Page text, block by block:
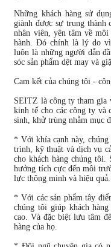
Những khách hàng sử
giành được sự trung thành
nhân viên, yên tâm về
hành. Đó chính là lý do vì
luôn là những người dẫn
sóc sản phẩm dệt may và
Cam kết của chúng tôi -
SEITZ là công ty tham gia
kinh tế cho các công ty và
sinh, khử trùng nhằm mục
* Với khía cạnh này,
trình, kỹ thuật và dịch vụ
cho khách hàng chúng
hưởng tích cực đến môi
lực thông minh và hiệu quả.
* Với các sản phẩm tây
chúng tôi giúp khách
cao. Và đặc biệt lưu tâm
hàng của họ.